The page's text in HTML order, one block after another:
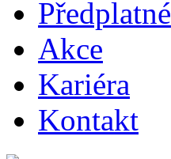
Předplatné
Akce
Kariéra
Kontakt